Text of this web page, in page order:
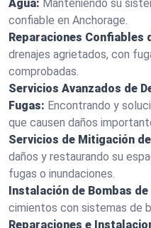
Agua: Manteniendo su
confiable en Anchorage.
Reparaciones Confiables
drenajes agrietados, con
comprobadas.
Servicios Avanzados de
Fugas: Encontrando y
que causen daños
Servicios de Mitigación
daños y restaurando su
fugas o inundaciones.
Instalación de Bombas de
cimientos con sistemas de
Reparaciones e